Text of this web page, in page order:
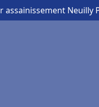
assainissement Neuilly